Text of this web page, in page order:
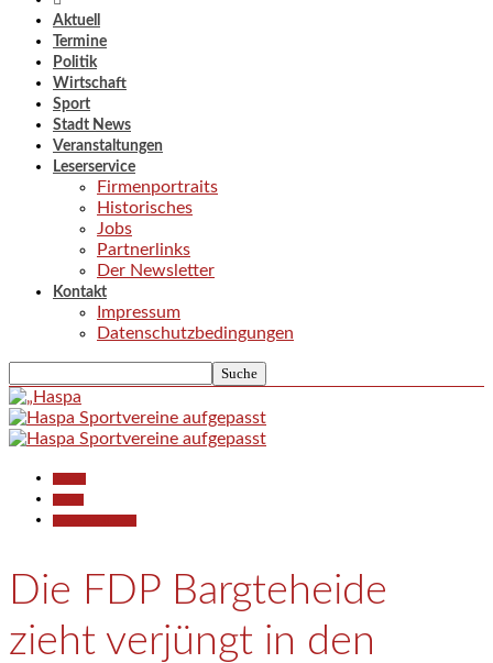
Aktuell
Termine
Politik
Wirtschaft
Sport
Stadt News
Veranstaltungen
Leserservice
Firmenportraits
Historisches
Jobs
Partnerlinks
Der Newsletter
Kontakt
Impressum
Datenschutzbedingungen
Die FDP Bargteheide
zieht verjüngt in den